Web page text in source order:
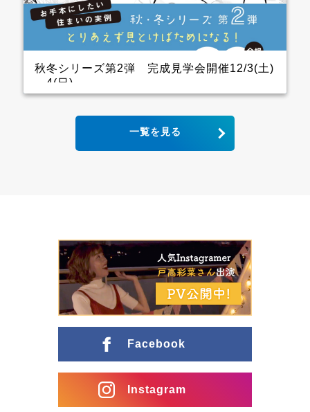
ので、キッチン用の家電を横一列にきれいに並べられ
ます。 パントリーも十分に幅をとっていて大容量の収
納が可能！ リビングから死角になるところに上手に配
置しています。 &ensp […]
秋冬シリーズ第2弾 完成見学会開催12/3(土)
～4(日)
2世帯住宅の完成見学会 クレバリーホーム完成見学
会！ 12月3日(土)4日(日) ■会場：大分県大分市宮河内
ご予約いただいた方には、現地地図をメールまたは郵
一列分多い仕様になっています ダイニング スタイリ
ッシュなキッチンから見えるダイニングにはＷ2600の
壁面収納があり 洗練された3枚引き違いの内装建具が
空間をひきしめてくれます インナーガレージ 家族の
趣味のバイクは専用のインナーガレージを設け、リビ
ングとの行き来がスムーズな間取りに インナーガレー
ジ […]
一覧を見る
Facebook
Instagram